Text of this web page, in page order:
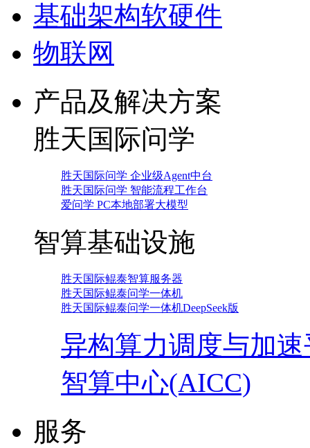
基础架构软硬件
物联网
产品及解决方案
胜天国际问学
胜天国际问学 企业级Agent中台
胜天国际问学 智能流程工作台
爱问学 PC本地部署大模型
智算基础设施
胜天国际鲲泰智算服务器
胜天国际鲲泰问学一体机
胜天国际鲲泰问学一体机DeepSeek版
异构算力调度与加
智算中心(AICC)
服务